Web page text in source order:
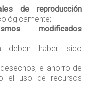
de reproducción
modificados
deben haber sido
el ahorro de
el uso de recursos